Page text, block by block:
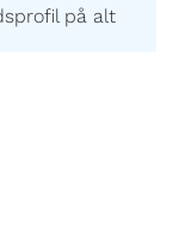
på alt